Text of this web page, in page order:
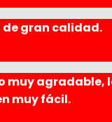
gran calidad.
muy
muy fácil.